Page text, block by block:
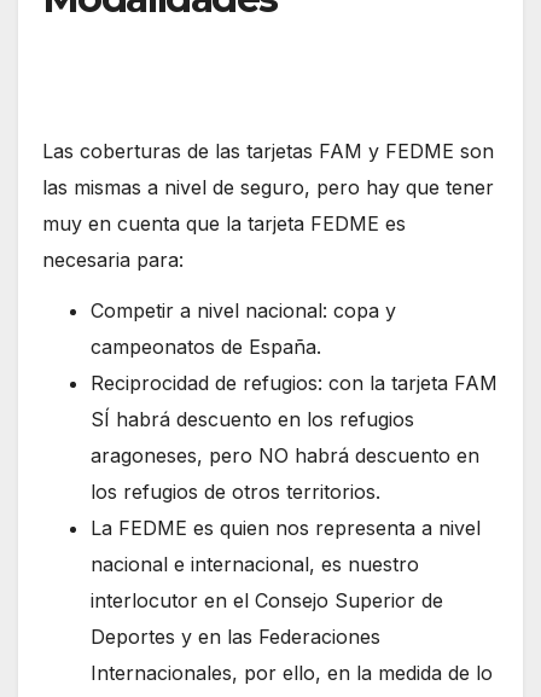
Las coberturas de las tarjetas FAM y FEDME son
las mismas a nivel de seguro, pero hay que tener
muy en cuenta que la tarjeta FEDME es
necesaria para:
Competir a nivel nacional: copa y
campeonatos de España.
Reciprocidad de refugios: con la tarjeta FAM
SÍ habrá descuento en los refugios
aragoneses, pero NO habrá descuento en
los refugios de otros territorios.
La FEDME es quien nos representa a nivel
nacional e internacional, es nuestro
interlocutor en el Consejo Superior de
Deportes y en las Federaciones
Internacionales, por ello, en la medida de lo